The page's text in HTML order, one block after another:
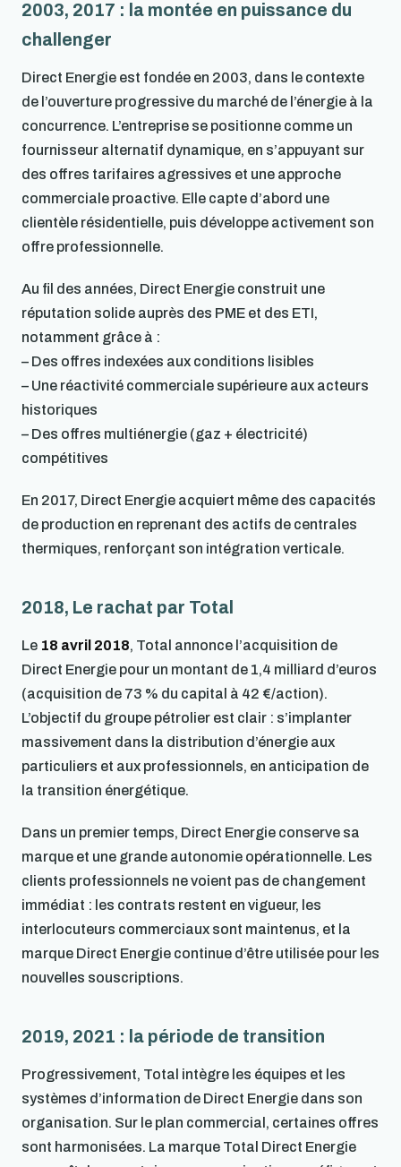
2003, 2017 : la montée en puissance du
challenger
Direct Energie est fondée en 2003, dans le contexte
de l’ouverture progressive du marché de l’énergie à la
concurrence. L’entreprise se positionne comme un
fournisseur alternatif dynamique, en s’appuyant sur
des offres tarifaires agressives et une approche
commerciale proactive. Elle capte d’abord une
clientèle résidentielle, puis développe activement son
offre professionnelle.
Au fil des années, Direct Energie construit une
réputation solide auprès des PME et des ETI,
notamment grâce à :
– Des offres indexées aux conditions lisibles
– Une réactivité commerciale supérieure aux acteurs
historiques
– Des offres multiénergie (gaz + électricité)
compétitives
En 2017, Direct Energie acquiert même des capacités
de production en reprenant des actifs de centrales
thermiques, renforçant son intégration verticale.
2018, Le rachat par Total
Le 18 avril 2018, Total annonce l’acquisition de
Direct Energie pour un montant de 1,4 milliard d’euros
(acquisition de 73 % du capital à 42 €/action).
L’objectif du groupe pétrolier est clair : s’implanter
massivement dans la distribution d’énergie aux
particuliers et aux professionnels, en anticipation de
la transition énergétique.
Dans un premier temps, Direct Energie conserve sa
marque et une grande autonomie opérationnelle. Les
clients professionnels ne voient pas de changement
immédiat : les contrats restent en vigueur, les
interlocuteurs commerciaux sont maintenus, et la
marque Direct Energie continue d’être utilisée pour les
nouvelles souscriptions.
2019, 2021 : la période de transition
Progressivement, Total intègre les équipes et les
systèmes d’information de Direct Energie dans son
organisation. Sur le plan commercial, certaines offres
sont harmonisées. La marque Total Direct Energie